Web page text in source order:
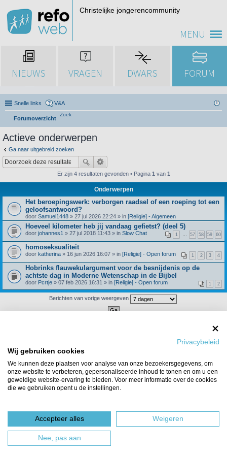
MENU
Christelijke jongerencommunity
NIEUWS VRAGEN DWARS FORUM
Snelle links V&A
Forumoverzicht
Zoek
Actieve onderwerpen
Ga naar uitgebreid zoeken
Er zijn 4 resultaten gevonden • Pagina 1 van 1
Onderwerpen
Het beroepingswerk: verborgen raadsel of een roeping tot een
geloofsantwoord?
door Samuel1448 » 27 jul 2026 22:24 » in [Religie] - Algemeen
Hoeveel kilometer heb jij vandaag gefietst? (deel 5)
1 57 58 59 60
door johannes1 » 27 jul 2018 11:43 » in Slow Chat
homoseksualiteit
1 2 3 4
door katherina » 16 jun 2026 16:07 » in [Religie] - Open forum
Hobrinks flauwekulargument voor de besnijdenis op de
achtste dag in Moderne Wetenschap in de Bijbel
1 2
door Pcrtje » 07 feb 2026 16:31 » in [Religie] - Open forum
Berichten van vorige weergeven
Ga naar
Forumoverzicht
Powered byphpBB® Forum Software © phpBB Limited
Nederlandse vertaling doorphpBBservice.nl&phpBB.nl.
Privacybeleid
Wij gebruiken cookies
We kunnen deze plaatsen voor analyse van onze bezoekersgegevens, om
onze website te verbeteren, gepersonaliseerde inhoud te tonen en om u een
geweldige website-ervaring te bieden. Voor meer informatie over de cookies
die we gebruiken opent u de instellingen.
Accepteer alles Weigeren
Nee, pas aan